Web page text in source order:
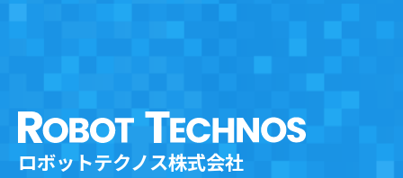
ロボットテクノス株式会社